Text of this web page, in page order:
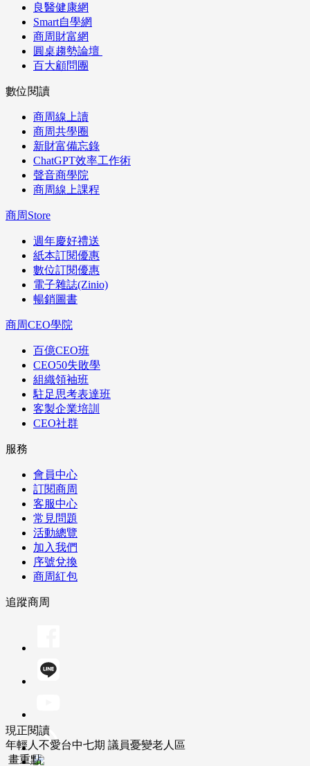
良醫健康網
Smart自學網
商周財富網
圓桌趨勢論壇
百大顧問團
數位閱讀
商周線上讀
商周共學圈
新財富備忘錄
ChatGPT效率工作術
聲音商學院
商周線上課程
商周Store
週年慶好禮送
紙本訂閱優惠
數位訂閱優惠
電子雜誌(Zinio)
暢銷圖書
商周CEO學院
百億CEO班
CEO50失敗學
組織領袖班
駐足思考表達班
客製企業培訓
CEO社群
服務
會員中心
訂閱商周
客服中心
常見問題
活動總覽
加入我們
序號兌換
商周紅包
追蹤商周
現正閱讀
年輕人不愛台中七期 議員憂變老人區
畫重點